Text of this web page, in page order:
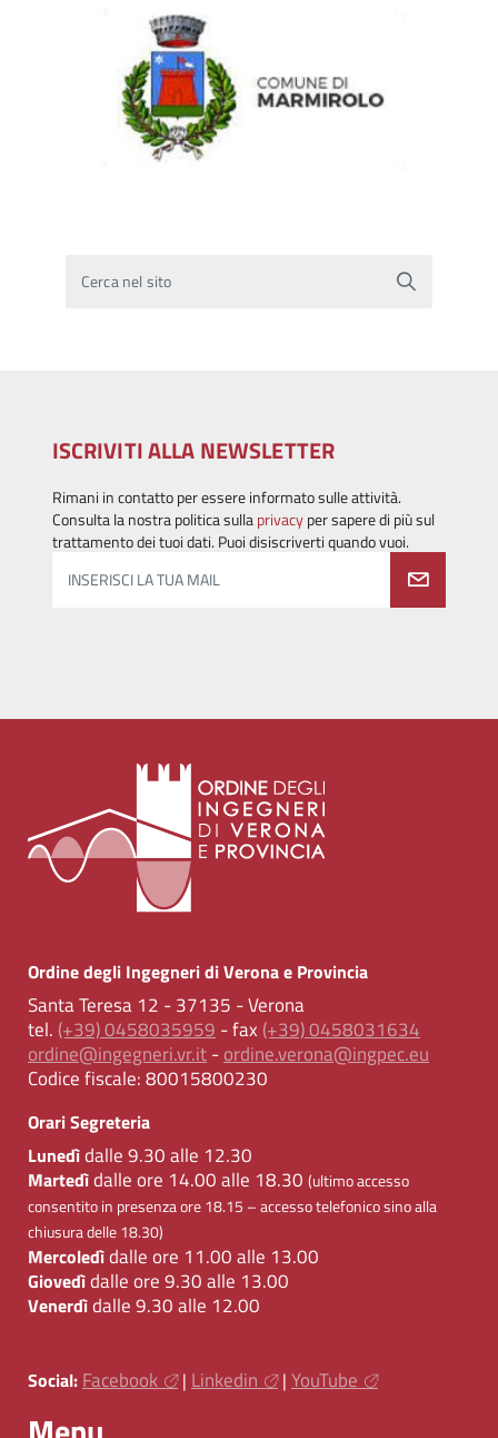
Cerca nel sito
ISCRIVITI ALLA NEWSLETTER
Rimani in contatto per essere informato sulle attività.
Consulta la nostra politica sullaprivacyper sapere di più sul
trattamento dei tuoi dati. Puoi disiscriverti quando vuoi.
INSERISCI LA TUA MAIL
Ordine degli Ingegneri di Verona e Provincia
Santa Teresa 12 - 37135 - Verona
tel. (+39) 0458035959- fax (+39) 0458031634
ordine@ingegneri.vr.it-ordine.verona@ingpec.eu
Codice fiscale:80015800230
Orari Segreteria
Lunedìdalle 9.30 alle 12.30
Martedìdalle ore 14.00 alle 18.30 (ultimo accesso
consentito in presenza ore 18.15 – accesso telefonico sino alla
chiusura delle 18.30)
Mercoledìdalle ore 11.00 alle 13.00
Giovedìdalle ore 9.30 alle 13.00
Venerdìdalle 9.30 alle 12.00
Social:Facebook | Linkedin | YouTube